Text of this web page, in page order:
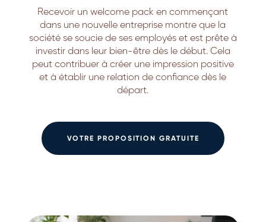
Recevoir un welcome pack en commençant
dans une nouvelle entreprise montre que la
société se soucie de ses employés et est prête à
investir dans leur bien-être dès le début. Cela
peut contribuer à créer une impression positive
et à établir une relation de confiance dès le
départ.
VOTRE PROPOSITION GRATUITE